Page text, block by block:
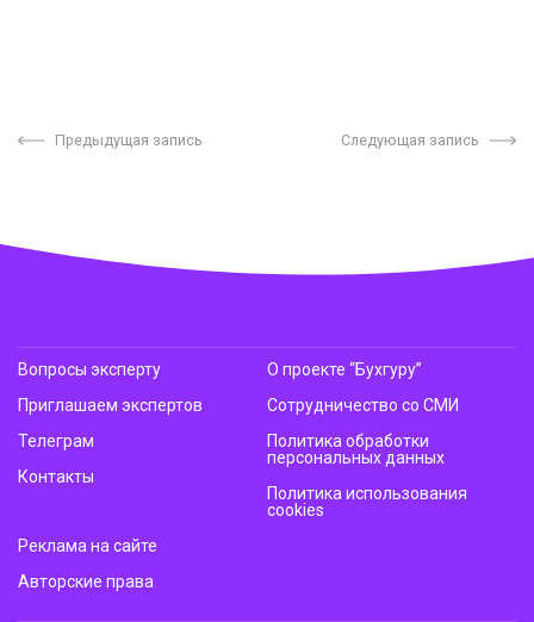
Предыдущая запись Следующая запись
Вопросы эксперту
Приглашаем экспертов
Телеграм
Контакты
О проекте “Бухгуру”
Сотрудничество со СМИ
Политика обработки
персональных данных
Политика использования
cookies
Реклама на сайте
Авторские права